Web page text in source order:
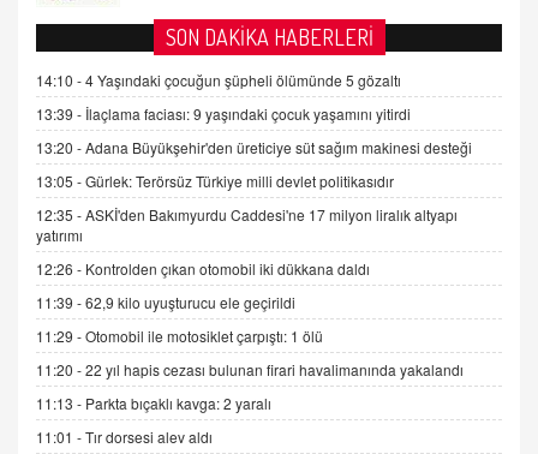
AV. DOĞAN CAN DOĞAN
Kişisel verilerin korunması ve dijital hukukun
gelişimi
15.09.2025 16:17
SEHER EREK
Kış Ayları Geldi, Hangi Önlemler Alınmalı?
9.12.2025 10:11
İNCİ GÜL AKÖL
Trump Keşke Adana'yı da Ziyaret Etse...
06.07.2026 13:00
ADEM AKÖL
Esed Destekçilerinin Yüzüne Vurulan Şamar:
Sednaya
SON DAKİKA HABERLERİ
14:10 -4 Yaşındaki çocuğun şüpheli ölümünde 5 gözaltı
13:39 - İlaçlama faciası: 9 yaşındaki çocuk yaşamını yitirdi
13:20 -Adana Büyükşehir'den üreticiye süt sağım makinesi desteği
13:05 -Gürlek: Terörsüz Türkiye milli devlet politikasıdır
12:35 -ASKİ'den Bakımyurdu Caddesi'ne 17 milyon liralık altyapı
yatırımı
12:26 - Kontrolden çıkan otomobil iki dükkana daldı
11:39 -62,9 kilo uyuşturucu ele geçirildi
11:29 -Otomobil ile motosiklet çarpıştı: 1 ölü
11:20 -22 yıl hapis cezası bulunan firari havalimanında yakalandı
11:13 - Parkta bıçaklı kavga: 2 yaralı
11:01 -Tır dorsesi alev aldı